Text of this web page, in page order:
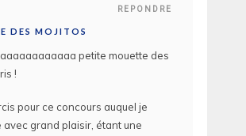
REPONDRE
DES MOJITOS
petite mouette des
!
pour ce concours auquel je
grand plaisir, étant une